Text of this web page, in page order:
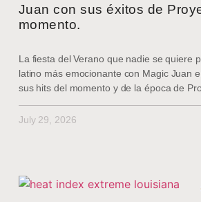
Juan con sus éxitos de
momento.
La fiesta del Verano que nadie se quiere
latino más emocionante con Magic Juan
sus hits del momento y de la época de
July 29, 2026